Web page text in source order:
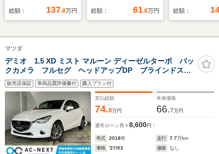
ンルーフ SDナビ
カメラ 電格ミラー
シートヒーター 純正
15インチアルミホイ
ール ルーフレール
アイドリングストップ
総額： 137.8万円
ー/Bluetooth接
バックモニター/フル
転席/エアバッグ 助手
席
総額： 61.8万円
キ)/シートヒ
プ LED/ETC/
アイドリング
プ/禁煙車/エ
総額：
マツダ
デミオ 1.5 XD ミスト マルーン ディーゼルターボ バッ
クカメラ フルセグ ヘッドアップDP ブラインドスポ
ットモニター レーンキープ 横滑り防止 MTモード
パドルシフト 衝突被害軽減ブレーキ ACC ハイビー
ムコントロールシステム オートワイパー
販売店保証 車両品質評価書付 購入プラン付
支払総額
74.8万円
本体価格
66.7万円
通常ローン 月々8,600円
年式 2018年 走行 7.7万km
車検
'27/03 修復
なし